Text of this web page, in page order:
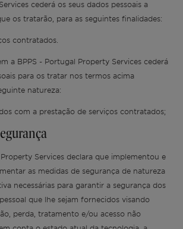
cederá os seus dados pessoais a
os tratarão, para as seguintes finalidades:
contratados.
a BPPS - Portugal Property Services cederá
para os tratar nos termos acima
natureza:
com a prestação de serviços contratados;
Services declara que implementou e
as medidas de segurança de natureza
necessárias para garantir a segurança dos
que lhe sejam fornecidos visando
perda, tratamento e/ou acesso não